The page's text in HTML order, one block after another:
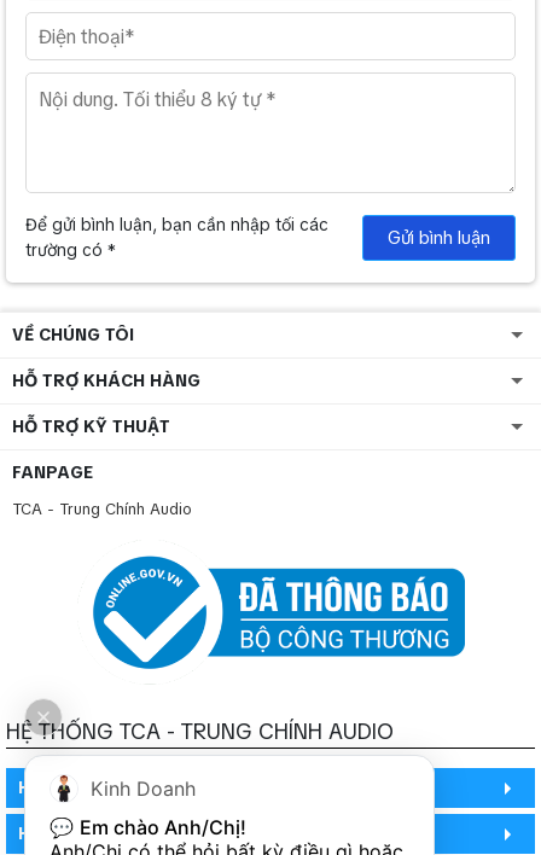
Để gửi bình luận, bạn cần nhập tối các
trường có *
Gửi bình luận
VỀ CHÚNG TÔI
HỖ TRỢ KHÁCH HÀNG
HỖ TRỢ KỸ THUẬT
FANPAGE
TCA - Trung Chính Audio
HỆ THỐNG TCA - TRUNG CHÍNH AUDIO
HỒ CHÍ MINH
HỒ CHÍ MINH
Kinh Doanh
💬 Em chào Anh/Chị!